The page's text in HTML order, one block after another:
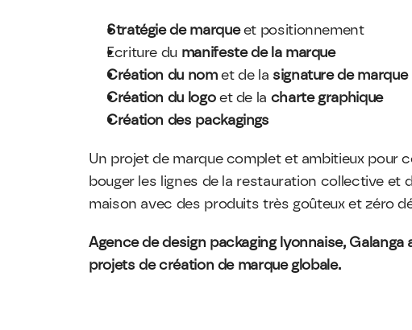
Stratégie de marque et positionnement
Ecriture du manifeste de la marque
Création du nom et de la signature de marque
Création du logo et de la charte graphique
Création des packagings
Un projet de marque complet et ambitieux pour
bouger les lignes de la restauration collective et
maison avec des produits très goûteux et zéro
Agence de design packaging lyonnaise, Galanga
projets de création de marque globale.